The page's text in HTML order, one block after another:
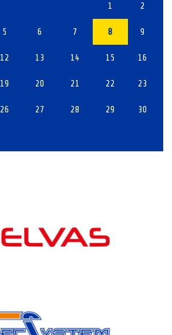
1 2
5 6 7 8 9
12 13 14 15 16
19 20 21 22 23
26 27 28 29 30